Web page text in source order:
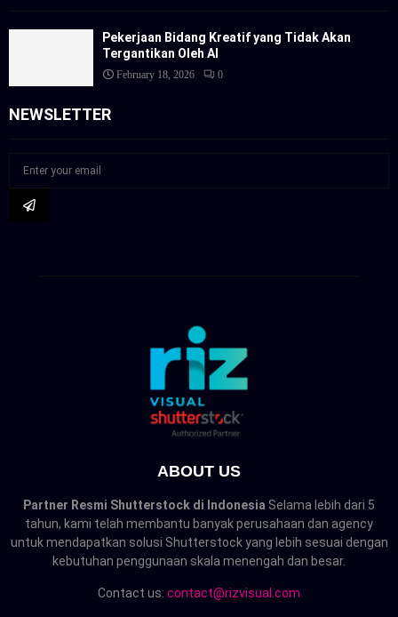
Pekerjaan Bidang Kreatif yang Tidak Akan
Tergantikan Oleh AI
February 18, 2026 0
NEWSLETTER
ABOUT US
Partner Resmi Shutterstock di Indonesia Selama lebih dari 5
tahun, kami telah membantu banyak perusahaan dan agency
untuk mendapatkan solusi Shutterstock yang lebih sesuai dengan
kebutuhan penggunaan skala menengah dan besar.
Contact us: contact@rizvisual.com